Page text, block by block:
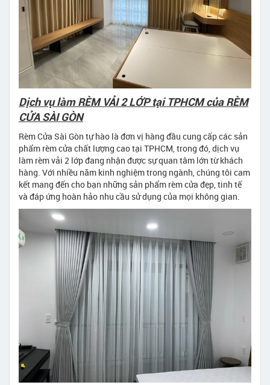
Dịch vụ làm RÈM VẢI 2 LỚP tại TPHCM của RÈM
CỬA SÀI GÒN
Rèm Cửa Sài Gòn tự hào là đơn vị hàng đầu cung cấp các sản
phẩm rèm cửa chất lượng cao tại TPHCM, trong đó, dịch vụ
làm rèm vải 2 lớp đang nhận được sự quan tâm lớn từ khách
hàng. Với nhiều năm kinh nghiệm trong ngành, chúng tôi cam
kết mang đến cho bạn những sản phẩm rèm cửa đẹp, tinh tế
và đáp ứng hoàn hảo nhu cầu sử dụng của mọi không gian.